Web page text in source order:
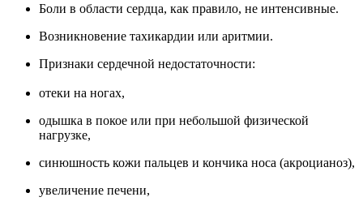
Боли в области сердца, как правило, не интенсивные.
Возникновение тахикардии или аритмии.
Признаки сердечной недостаточности:
отеки на ногах,
одышка в покое или при небольшой физической
нагрузке,
синюшность кожи пальцев и кончика носа (акроцианоз),
увеличение печени,